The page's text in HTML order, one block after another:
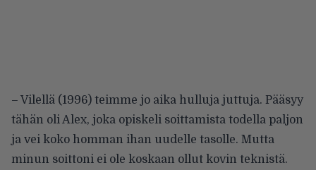
– Vilellä (1996) teimme jo aika hulluja juttuja. Pääsyy
tähän oli Alex, joka opiskeli soittamista todella paljon
ja vei koko homman ihan uudelle tasolle. Mutta
minun soittoni ei ole koskaan ollut kovin teknistä.